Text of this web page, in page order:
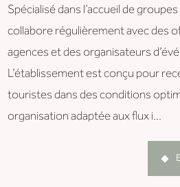
Spécialisé dans l’accueil de
collabore régulièrement avec des
agences et des organisateurs
L’établissement est conçu pour
touristes dans des conditions
organisation adaptée aux flux i...